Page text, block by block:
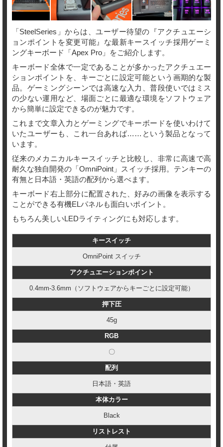
「SteelSeries」からは、ユーザー待望の『アクチュエーシ
ョンポイントを変更可能』な最新キースイッチ採用ゲーミ
ングキーボード「Apex Pro」をご紹介します。
キーボード全体で一定であることが多かったアクチュエー
ションポイントを、キーごとに設定可能という画期的な製
品。ゲーミングシーンでは高速な入力、普段使いではミス
の少ない運用など、場面ごとに最適な環境をソフトウェア
から簡単に設定できるのが魅力です。
これまで文章入力とゲーミングでキーボードを使いわけて
いたユーザーも、これ一台あれば……という製品となって
います。
従来のメカニカルキースイッチと比較し、非常に高速で高
耐久な独自開発の「OmniPoint」スイッチ採用。テンキーの
有無と日本語・英語の配列から選べます。
キーボード右上部分に配置された、好みの画像を表示する
ことができる有機ELパネルも面白いポイント。
もちろん美しいLEDライティングにも対応します。
キースイッチ
OmniPoint スイッチ
アクチュエーションポイント
0.4mm-3.6mm（ソフトウェアからキーごとに設定可能）
押下圧
45g
RGB
〇
配列
日本語・英語
本体カラー
Black
リストレスト